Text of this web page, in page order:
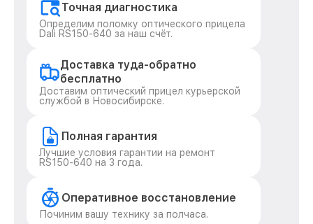
Точная диагностика
Определим поломку оптического прицела
Dali RS150-640 за наш счёт.
Доставка туда-обратно
бесплатно
Доставим оптический прицел курьерской
службой в Новосибирске.
Полная гарантия
Лучшие условия гарантии на ремонт
RS150-640 на 3 года.
Оперативное восстановление
Починим вашу технику за полчаса.